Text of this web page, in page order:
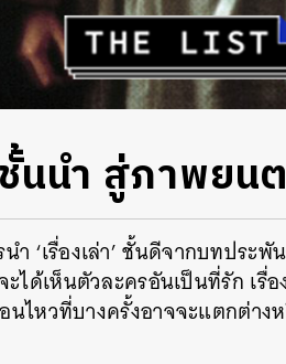
นำ สู่ภาพยนต
ำ ‘เรื่องเล่า’ชั้นดีจากบทประพั
ได้เห็นตัวละครอันเป็นที่รัก เรื่
นไหวที่บางครั้งอาจจะแตกต่า